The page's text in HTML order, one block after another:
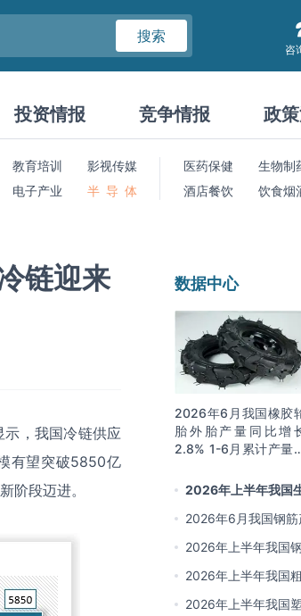
搜索
咨
投资情报 竞争情报 政
教育培训
影视传媒
电子产业 半 导 体
医药保健 生物制
酒店餐饮
饮食烟
链迎来
，我国冷链供应
有望突破5850亿
阶段迈进。
数据中心
2026年6月我国橡胶
胎外胎产量同比增
2.8% 1-6月累计产量
2026年上半年我国
比下降2.8% 其中河
2026年6月我国钢
计产量同比下降
2026年上半年我国
比下降0.9% 其中河
2026年上半年我国
河北产量占比21.5%
2026年上半年我国